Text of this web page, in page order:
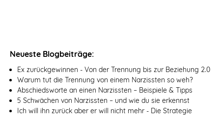
Neueste Blogbeiträge:
Ex zurückgewinnen - Von der Trennung bis zur Beziehung 2.0
Warum tut die Trennung von einem Narzissten so weh?
Abschiedsworte an einen Narzissten – Beispiele & Tipps
5 Schwächen von Narzissten – und wie du sie erkennst
Ich will ihn zurück aber er will nicht mehr - Die Strategie